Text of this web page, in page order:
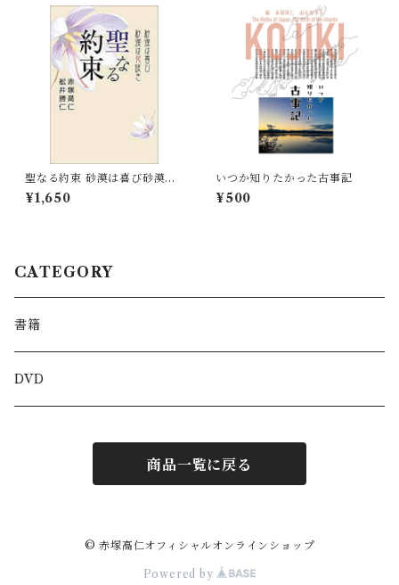
聖なる約束 砂漠は喜び砂漠は
花咲き
¥1,650
いつか知りたかった古事記
¥500
CATEGORY
書籍
DVD
商品一覧に戻る
© 赤塚高仁オフィシャルオンラインショップ
Powered by